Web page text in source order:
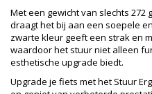
Met een gewicht van slechts 272
draagt het bij aan een soepele
zwarte kleur geeft een strak en
waardoor het stuur niet alleen
esthetische upgrade biedt.
Upgrade je fiets met het Stuur